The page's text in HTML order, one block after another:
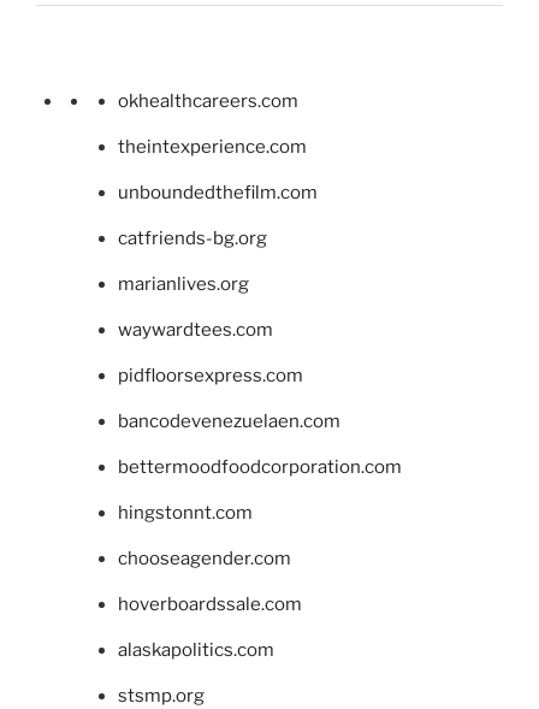
okhealthcareers.com
theintexperience.com
unboundedthefilm.com
catfriends-bg.org
marianlives.org
waywardtees.com
pidfloorsexpress.com
bancodevenezuelaen.com
bettermoodfoodcorporation.com
hingstonnt.com
chooseagender.com
hoverboardssale.com
alaskapolitics.com
stsmp.org